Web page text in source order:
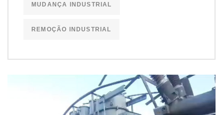
MUDANÇA INDUSTRIAL
REMOÇÃO INDUSTRIAL